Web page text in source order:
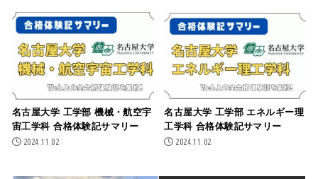
名古屋大学 工学部 機械・航空宇
宙工学科 合格体験記サマリー
2024.11.02
名古屋大学 工学部 エネルギー理
工学科 合格体験記サマリー
2024.11.02